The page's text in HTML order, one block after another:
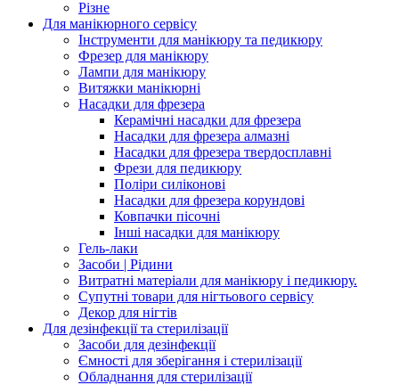
Різне
Для манікюрного сервісу
Інструменти для манікюру та педикюру
Фрезер для манікюру
Лампи для манікюру
Витяжки манікюрні
Насадки для фрезера
Керамічні насадки для фрезера
Насадки для фрезера алмазні
Насадки для фрезера твердосплавні
Фрези для педикюру
Поліри силіконові
Насадки для фрезера корундові
Ковпачки пісочні
Інші насадки для манікюру
Гель-лаки
Засоби | Рідини
Витратні матеріали для манікюру і педикюру.
Супутні товари для нігтьового сервісу
Декор для нігтів
Для дезінфекції та стерилізації
Засоби для дезінфекції
Ємності для зберігання і стерилізації
Обладнання для стерилізації